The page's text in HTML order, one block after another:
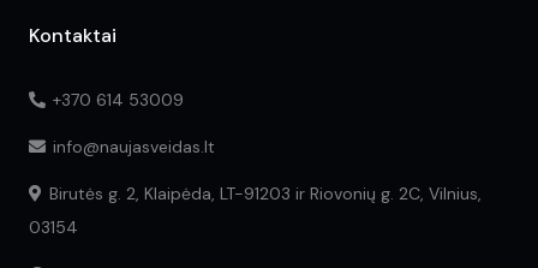
Kontaktai
+370 614 53009
info@naujasveidas.lt
Birutės g. 2, Klaipėda, LT-91203 ir Riovonių g. 2C, Vilnius,
03154